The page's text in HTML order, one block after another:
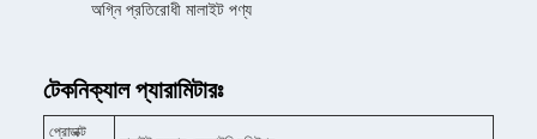
অগ্নি প্রতিরোধী মালাইট পণ্য
টেকনিক্যাল প্যারামিটারঃ
প্রোডাক্ট